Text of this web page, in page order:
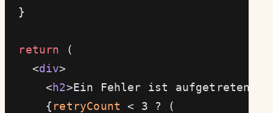
  }
  return
(
    <
div>
      <
h2>Ein Fehler ist aufgetreten
      {
retryCount < 3 ? (